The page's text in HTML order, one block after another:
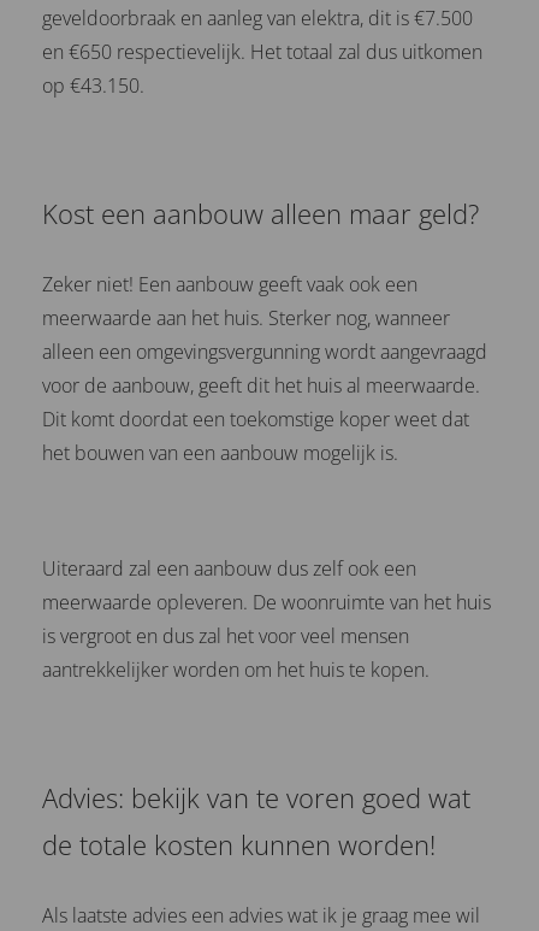
geveldoorbraak en aanleg van elektra, dit is €7.500
en €650 respectievelijk. Het totaal zal dus uitkomen
op €43.150.
Kost een aanbouw alleen maar geld?
Zeker niet! Een aanbouw geeft vaak ook een
meerwaarde aan het huis. Sterker nog, wanneer
alleen een omgevingsvergunning wordt aangevraagd
voor de aanbouw, geeft dit het huis al meerwaarde.
Dit komt doordat een toekomstige koper weet dat
het bouwen van een aanbouw mogelijk is.
Uiteraard zal een aanbouw dus zelf ook een
meerwaarde opleveren. De woonruimte van het huis
is vergroot en dus zal het voor veel mensen
aantrekkelijker worden om het huis te kopen.
Advies: bekijk van te voren goed wat
de totale kosten kunnen worden!
Als laatste advies een advies wat ik je graag mee wil